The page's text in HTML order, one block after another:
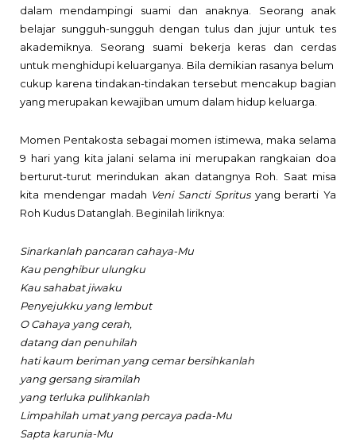
dalam mendampingi suami dan anaknya. Seorang anak
belajar sungguh-sungguh dengan tulus dan jujur untuk tes
akademiknya. Seorang suami bekerja keras dan cerdas
untuk menghidupi keluarganya. Bila demikian rasanya belum
cukup karena tindakan-tindakan tersebut mencakup bagian
yang merupakan kewajiban umum dalam hidup keluarga.
Momen Pentakosta sebagai momen istimewa, maka selama
9 hari yang kita jalani selama ini merupakan rangkaian doa
berturut-turut merindukan akan datangnya Roh. Saat misa
kita mendengar madah Veni Sancti Spritusyang berarti Ya
Roh Kudus Datanglah. Beginilah liriknya:
Sinarkanlah pancaran cahaya-Mu
Kau penghibur ulungku
Kau sahabat jiwaku
Penyejukku yang lembut
O Cahaya yang cerah,
datang dan penuhilah
hati kaum beriman yang cemar bersihkanlah
yang gersang siramilah
yang terluka pulihkanlah
Limpahilah umatyang percaya pada-Mu
Sapta karunia-Mu